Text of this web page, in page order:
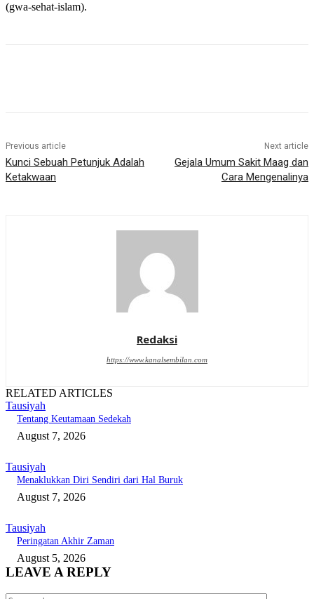
(gwa-sehat-islam).
Previous article
Kunci Sebuah Petunjuk Adalah
Ketakwaan
Next article
Gejala Umum Sakit Maag dan
Cara Mengenalinya
Redaksi
https://www.kanalsembilan.com
RELATED ARTICLES
Tausiyah
Tentang Keutamaan Sedekah
August 7, 2026
Tausiyah
Menaklukkan Diri Sendiri dari Hal Buruk
August 7, 2026
Tausiyah
Peringatan Akhir Zaman
August 5, 2026
LEAVE A REPLY